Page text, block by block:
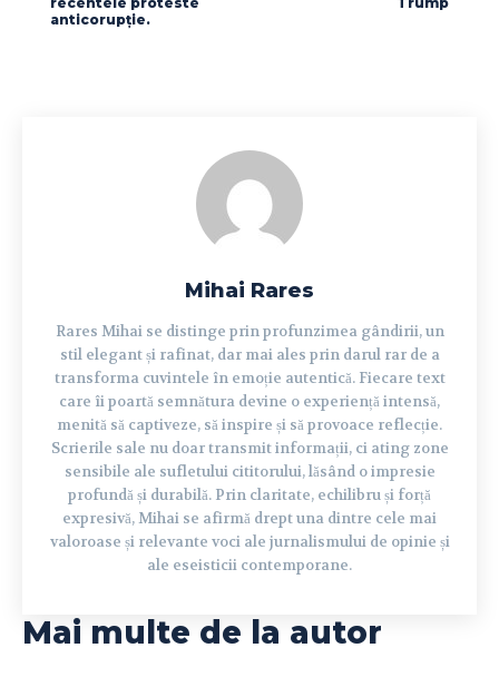
anticorupție.
Mihai Rares
Rares Mihai se distinge prin profunzimea gândirii, un
stil elegant și rafinat, dar mai ales prin darul rar de a
transforma cuvintele în emoție autentică. Fiecare text
care îi poartă semnătura devine o experiență intensă,
menită să captiveze, să inspire și să provoace reflecție.
Scrierile sale nu doar transmit informații, ci ating zone
sensibile ale sufletului cititorului, lăsând o impresie
profundă și durabilă. Prin claritate, echilibru și forță
expresivă, Mihai se afirmă drept una dintre cele mai
valoroase și relevante voci ale jurnalismului de opinie și
ale eseisticii contemporane.
Mai multe de la autor